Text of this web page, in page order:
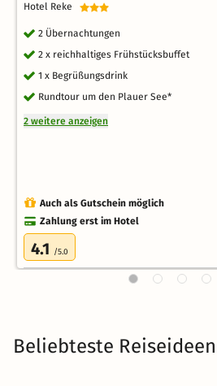
Hotel Reke
2 Übernachtungen
2 x reichhaltiges Frühstücksbuffet
1 x Begrüßungsdrink
Rundtour um den Plauer See*
2 weitere anzeigen
Auch als Gutschein möglich
Zahlung erst im Hotel
4.1 /5.0
Beliebteste Reiseideen
Städtereisen nach